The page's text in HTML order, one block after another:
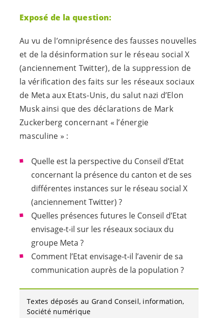
Exposé de la question:
Au vu de l’omniprésence des fausses nouvelles
et de la désinformation sur le réseau social X
(anciennement Twitter), de la suppression de
la vérification des faits sur les réseaux sociaux
de Meta aux Etats-Unis, du salut nazi d’Elon
Musk ainsi que des déclarations de Mark
Zuckerberg concernant « l’énergie
masculine » :
Quelle est la perspective du Conseil d’Etat
concernant la présence du canton et de ses
différentes instances sur le réseau social X
(anciennement Twitter) ?
Quelles présences futures le Conseil d’Etat
envisage-t-il sur les réseaux sociaux du
groupe Meta ?
Comment l’Etat envisage-t-il l’avenir de sa
communication auprès de la population ?
Textes déposés au Grand Conseil information
Société numérique